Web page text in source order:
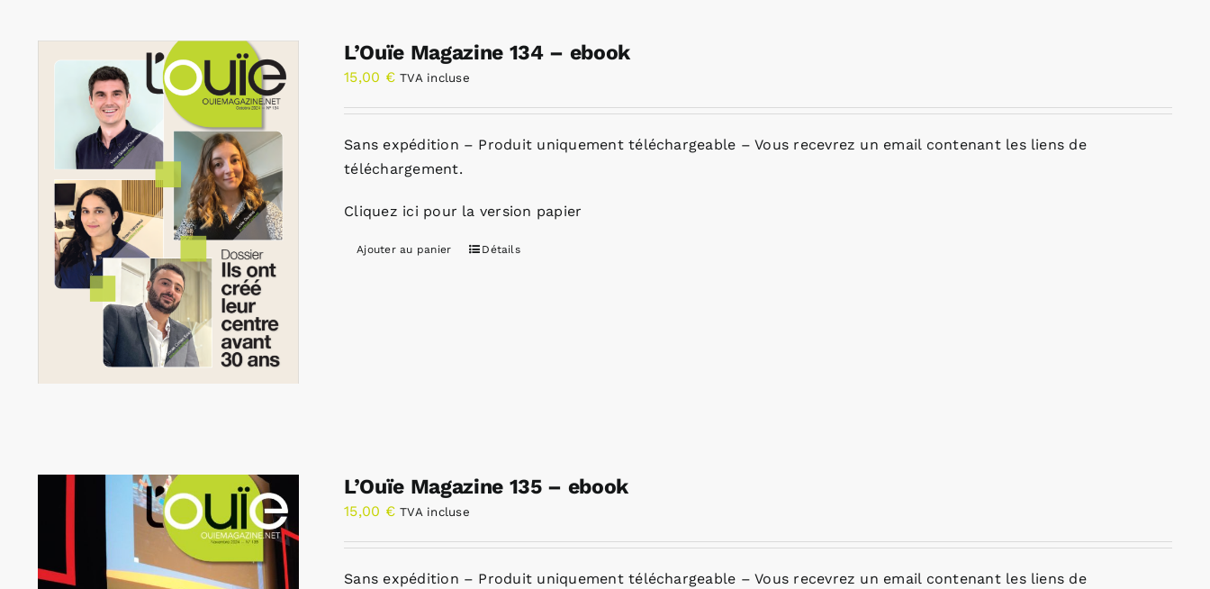
L’Ouïe Magazine 134 – ebook
15,00 € TVA incluse
Sans expédition – Produit uniquement téléchargeable – Vous recevrez un email contenant les liens de
téléchargement.
Cliquez ici pour la version papier
Ajouter au panier Détails
L’Ouïe Magazine 135 – ebook
15,00 € TVA incluse
Sans expédition – Produit uniquement téléchargeable – Vous recevrez un email contenant les liens de